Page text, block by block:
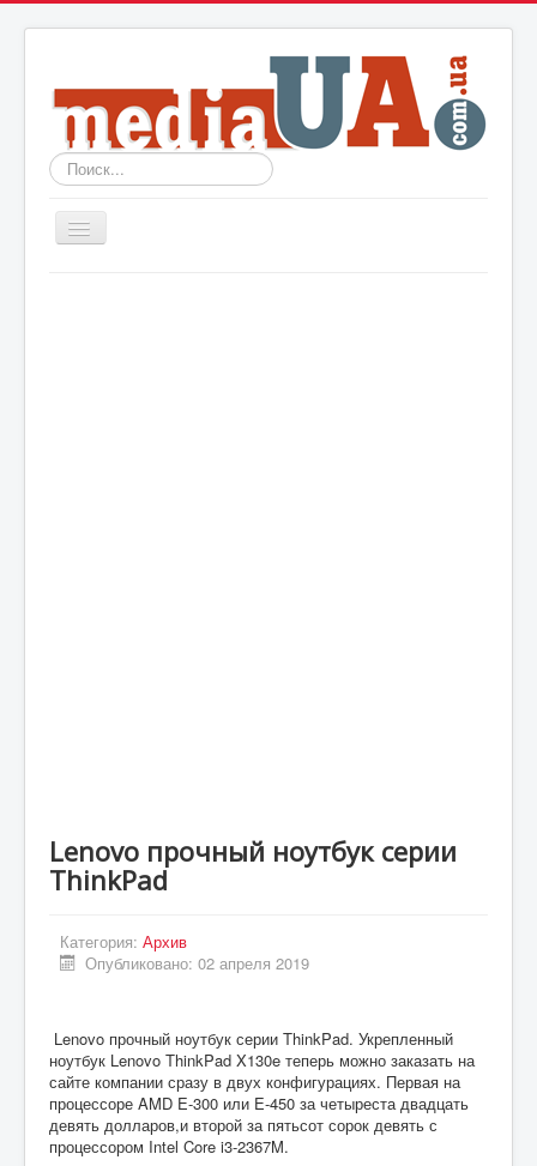
Искать...
Включить/
выключить
Происшествия
UA
ENG
PL
Lenovo прочный ноутбук серии
ThinkPad
Категория: Архив
Опубликовано: 02 апреля 2019
Lenovo прочный ноутбук серии ThinkPad. Укрепленный
ноутбук Lenovo ThinkPad X130e теперь можно заказать на
сайте компании сразу в двух конфигурациях. Первая на
процессоре AMD E-300 или E-450 за четыреста двадцать
девять долларов,и второй за пятьсот сорок девять с
процессором Intel Core i3-2367M.